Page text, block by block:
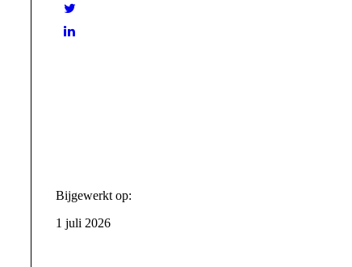
Bijgewerkt op:
1 juli 2026